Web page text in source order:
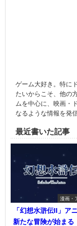
ゲーム大好き。特に
たいからこそ、他の
ムを中心に、映画・
なるような情報を発
最近書いた記事
漫画・
「幻想水滸伝II」ア
新たな冒険が始まる